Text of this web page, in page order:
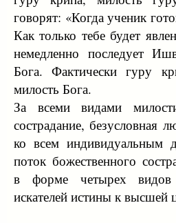
говорят: «Когда ученик
Как только тебе будет
немедленно последует
Бога. Фактически гуру
милость Бога.
За всеми видами
сострадание, безусловная
ко всем индивидуальным
поток божественного
в форме четырех
искателей истины к высшей